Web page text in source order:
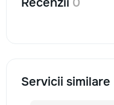
Servicii similare